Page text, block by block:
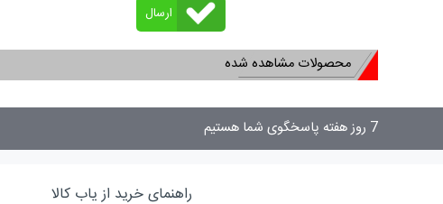
محصولات مشاهده شده
7 روز هفته پاسخگوی شما هستیم
راهنمای خرید از یاب کالا